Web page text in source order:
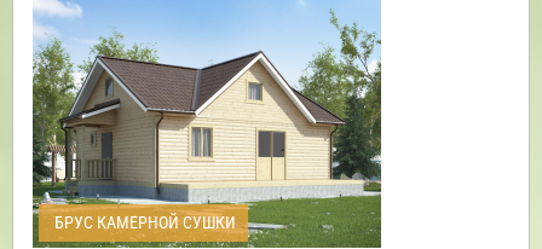
БРУС КАМЕРНОЙ СУШКИ